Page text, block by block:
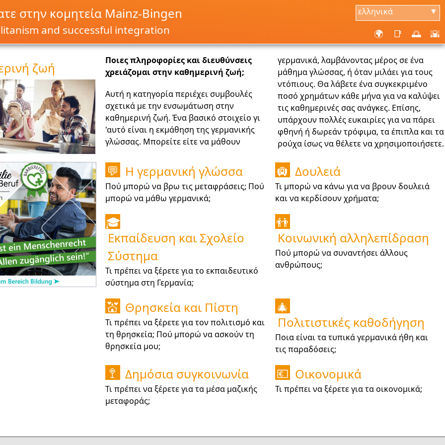
ελληνικά ▼
στην κομητεία Mainz-Bingen
and successful integration 🌍 📑 🌅 🌇
ζωή
Ποιες πληροφορίες και διευθύνσεις
χρειάζομαι στην καθημερινή ζωή;
Αυτή η κατηγορία περιέχει συμβουλές
σχετικά με την ενσωμάτωση στην
καθημερινή ζωή. Ένα βασικό στοιχείο γι
'αυτό είναι η εκμάθηση της γερμανικής
γλώσσας. Μπορείτε είτε να μάθουν
γερμανικά, λαμβάνοντας μέρος σε ένα
μάθημα γλώσσας, ή όταν μιλάει για τους
ντόπιους. Θα λάβετε ένα συγκεκριμένο
ποσό χρημάτων κάθε μήνα για να καλύψει
τις καθημερινές σας ανάγκες. Επίσης,
υπάρχουν πολλές ευκαιρίες για να πάρει
φθηνή ή δωρεάν τρόφιμα, τα έπιπλα και τα
ρούχα ίσως να θέλετε να χρησιμοποιήσετε.
💬 Η γερμανική γλώσσα
Πού μπορώ να βρω τις μεταφράσεις; Πού
μπορώ να μάθω γερμανικά;
🛄 Δουλειά
Τι μπορώ να κάνω για να βρουν δουλειά
και να κερδίσουν χρήματα;
🎓
Εκπαίδευση και Σχολείο
Σύστημα
Τι πρέπει να ξέρετε για το εκπαιδευτικό
σύστημα στη Γερμανία;
👬
Κοινωνική αλληλεπίδραση
Πού μπορώ να συναντήσει άλλους
ανθρώπους;
💒 Θρησκεία και Πίστη
Τι πρέπει να ξέρετε για τον πολιτισμό και
τη θρησκεία; Πού μπορώ να ασκούν τη
θρησκεία μου;
🎄
Πολιτιστικές καθοδήγηση
Ποια είναι τα τυπικά γερμανικά ήθη και
τις παραδόσεις;
🚏 Δημόσια συγκοινωνία
Τι πρέπει να ξέρετε για τα μέσα μαζικής
μεταφοράς;
💶 Οικονομικά
Τι πρέπει να ξέρετε για τα οικονομικά;